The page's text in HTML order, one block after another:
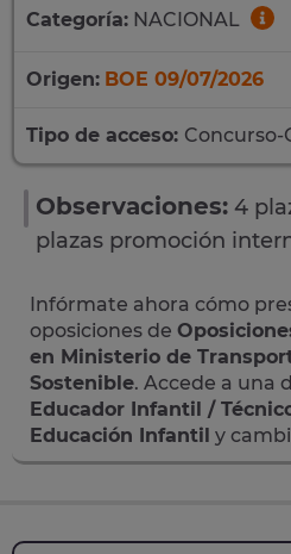
Categoría: NACIONAL
Origen: BOE 09/07/2026
Tipo de acceso: Concurso-
Observaciones: 4
plazas promoción
Infórmate ahora cómo
oposiciones de
en Ministerio de
Sostenible. Accede a una
Educador Infantil /
Educación Infantil y